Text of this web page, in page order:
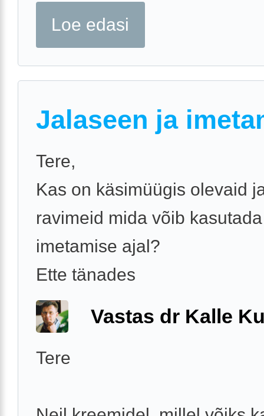
Loe edasi
Jalaseen ja
Tere,
Kas on käsimüügis olevaid
ravimeid mida võib
imetamise ajal?
Ette tänades
Vastas dr Kalle
Tere